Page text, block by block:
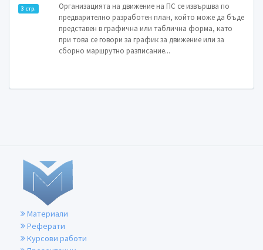
3 стр.
Организацията на движение на ПС се извършва по
предварително разработен план, който може да бъде
представен в графична или таблична форма, като
при това се говори за график за движение или за
сборно маршрутно разписание...
Материали
Реферати
Курсови работи